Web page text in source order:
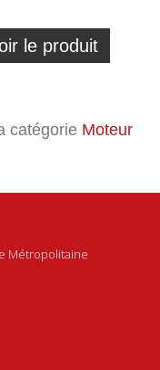
le produit
catégorie Moteur
Métropolitaine